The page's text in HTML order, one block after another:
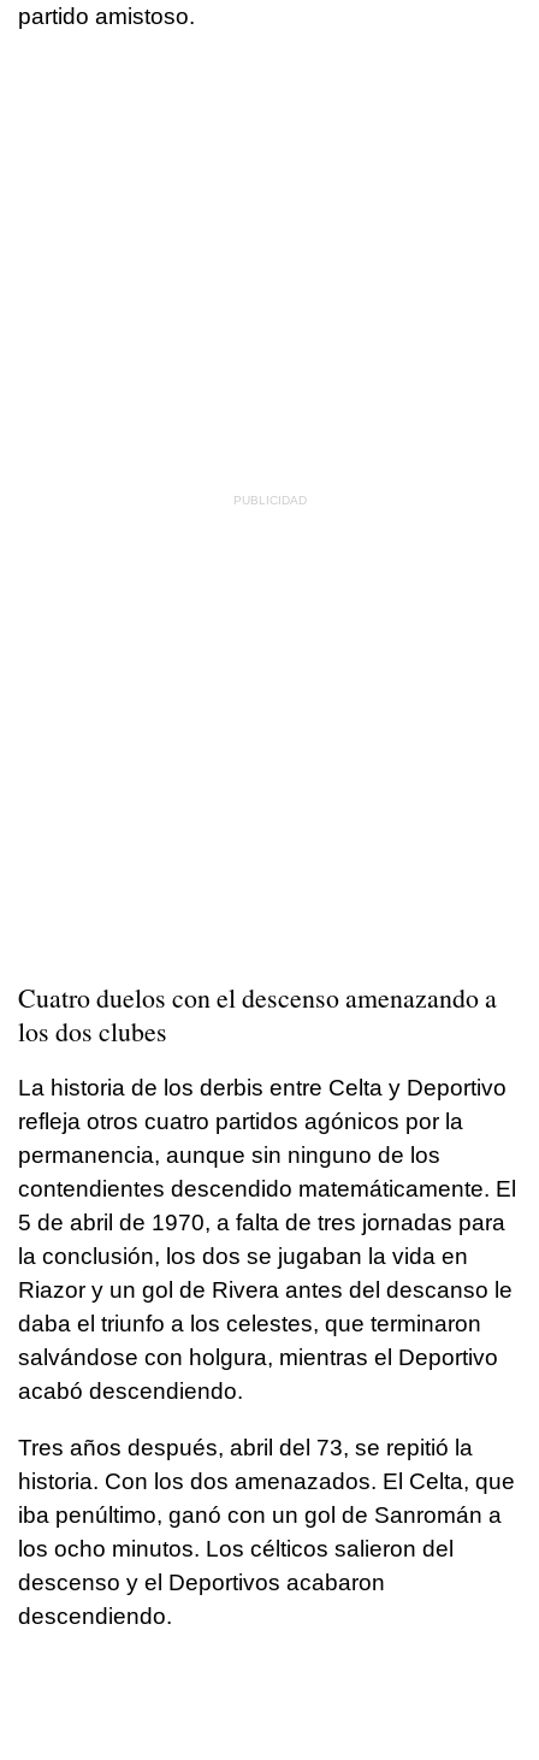
partido amistoso.
Cuatro duelos con el descenso amenazando a
los dos clubes
La historia de los derbis entre Celta y Deportivo
refleja otros cuatro partidos agónicos por la
permanencia, aunque sin ninguno de los
contendientes descendido matemáticamente. El
5 de abril de 1970, a falta de tres jornadas para
la conclusión, los dos se jugaban la vida en
Riazor y un gol de Rivera antes del descanso le
daba el triunfo a los celestes, que terminaron
salvándose con holgura, mientras el Deportivo
acabó descendiendo.
Tres años después, abril del 73, se repitió la
historia. Con los dos amenazados. El Celta, que
iba penúltimo, ganó con un gol de Sanromán a
los ocho minutos. Los célticos salieron del
descenso y el Deportivos acabaron
descendiendo.